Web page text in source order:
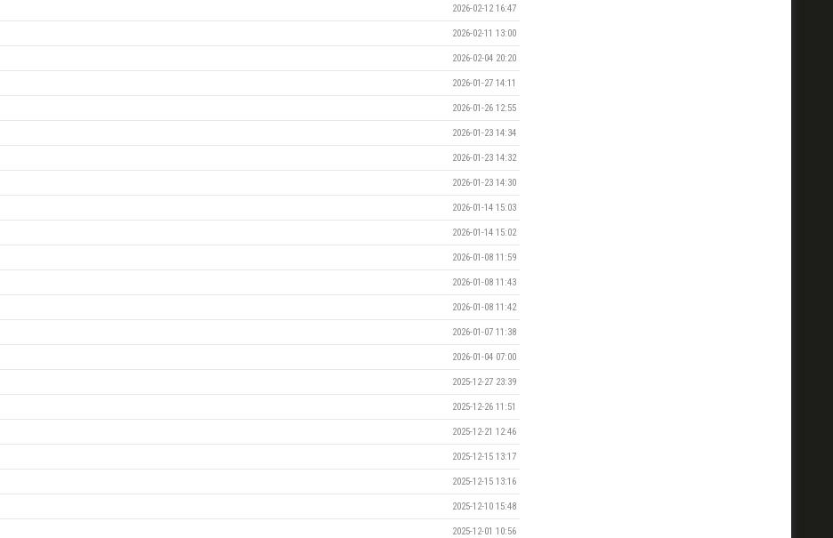
2026-02-12 16:47
2026-02-11 13:00
2026-02-04 20:20
2026-01-27 14:11
2026-01-26 12:55
2026-01-23 14:34
2026-01-23 14:32
2026-01-23 14:30
2026-01-14 15:03
2026-01-14 15:02
2026-01-08 11:59
2026-01-08 11:43
2026-01-08 11:42
2026-01-07 11:38
2026-01-04 07:00
2025-12-27 23:39
2025-12-26 11:51
2025-12-21 12:46
2025-12-15 13:17
2025-12-15 13:16
2025-12-10 15:48
2025-12-01 10:56